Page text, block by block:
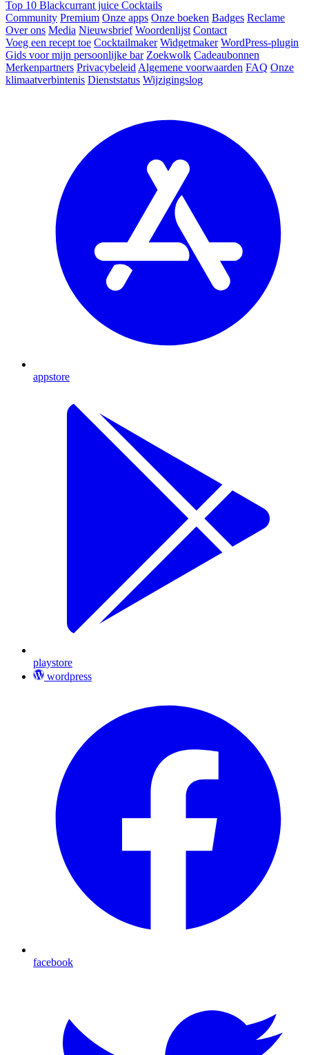
Top 10 Blackcurrant juice Cocktails
Community Premium Onze apps Onze boeken Badges Reclame
Over ons Media Nieuwsbrief Woordenlijst Contact
Voeg een recept toe Cocktailmaker Widgetmaker WordPress-plugin
Gids voor mijn persoonlijke bar Zoekwolk Cadeaubonnen
Merkenpartners Privacybeleid Algemene voorwaarden FAQ Onze
klimaatverbintenis Dienststatus Wijzigingslog
appstore
playstore
wordpress
facebook